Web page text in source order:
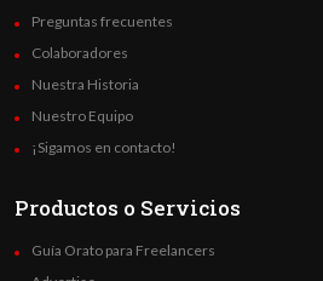
Preguntas frecuentes
Colaboradores
Nuestra Historia
Nuestro Equipo
¡Sigamos en contacto!
Productos o Servicios
Guía Orato para Freelancers